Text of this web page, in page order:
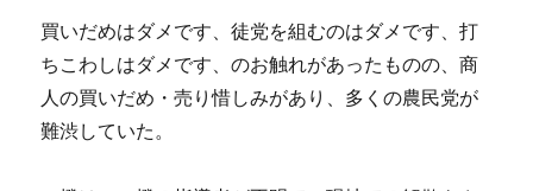
買いだめはダメです、徒党を組むのはダメです、打
ちこわしはダメです、のお触れがあったものの、商
人の買いだめ・売り惜しみがあり、多くの農民党が
難渋していた。